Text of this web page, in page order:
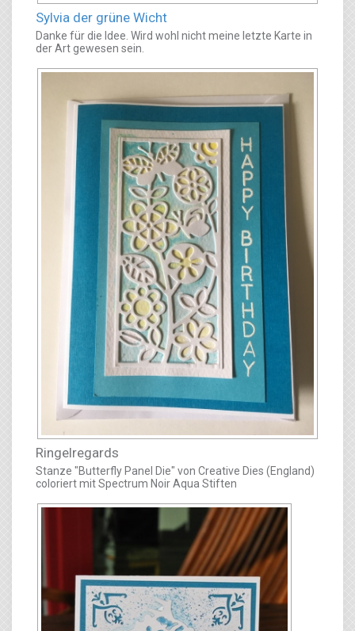
Sylvia der grüne Wicht
Danke für die Idee. Wird wohl nicht meine letzte Karte in
der Art gewesen sein.
Ringelregards
Stanze "Butterfly Panel Die" von Creative Dies (England)
coloriert mit Spectrum Noir Aqua Stiften